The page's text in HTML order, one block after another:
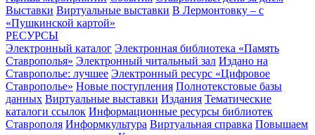
Выставки Виртуальные выставки В Лермонтовку – с
«Пушкинской картой»
РЕСУРСЫ
Электронный каталог Электронная библиотека «Память
Ставрополья» Электронный читальный зал Издано на
Ставрополье: лучшее Электронный ресурс «Цифровое
Ставрополье» Новые поступления Полнотекстовые базы
данных Виртуальные выставки Издания Тематические
каталоги ссылок Информационные ресурсы библиотек
Ставрополя Информкультура Виртуальная справка Повышаем